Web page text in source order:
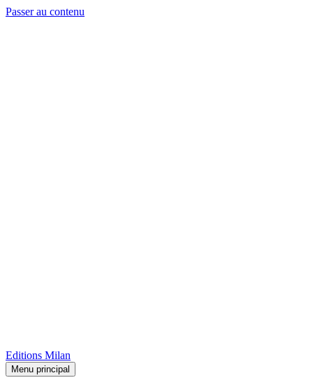
Passer au contenu
Editions Milan
Menu principal